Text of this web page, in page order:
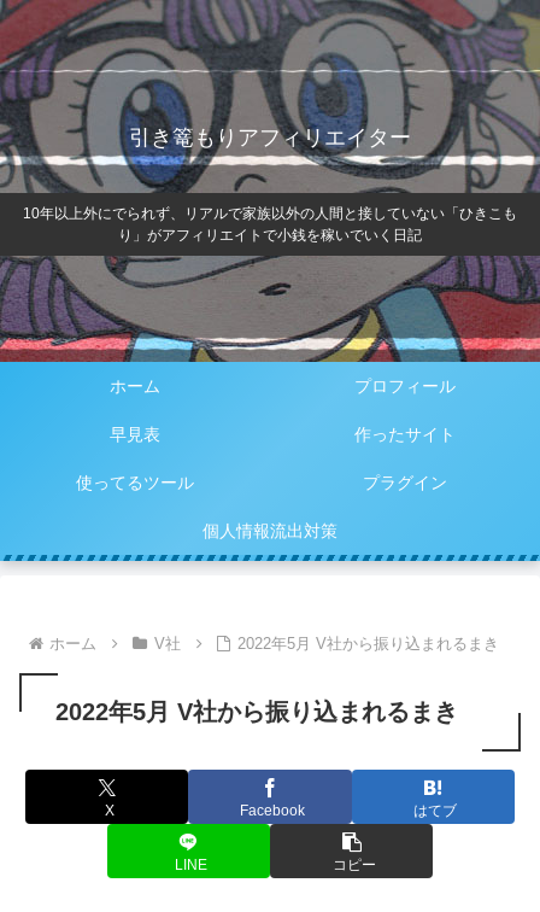
引き篭もりアフィリエイター
10年以上外にでられず、リアルで家族以外の人間と接していない「ひきこも
り」がアフィリエイトで小銭を稼いでいく日記
ホーム プロフィール
早見表 作ったサイト
使ってるツール プラグイン
個人情報流出対策
ホーム V社 2022年5月 V社から振り込まれるまき
2022年5月 V社から振り込まれるまき
X Facebook はてブ
LINE コピー